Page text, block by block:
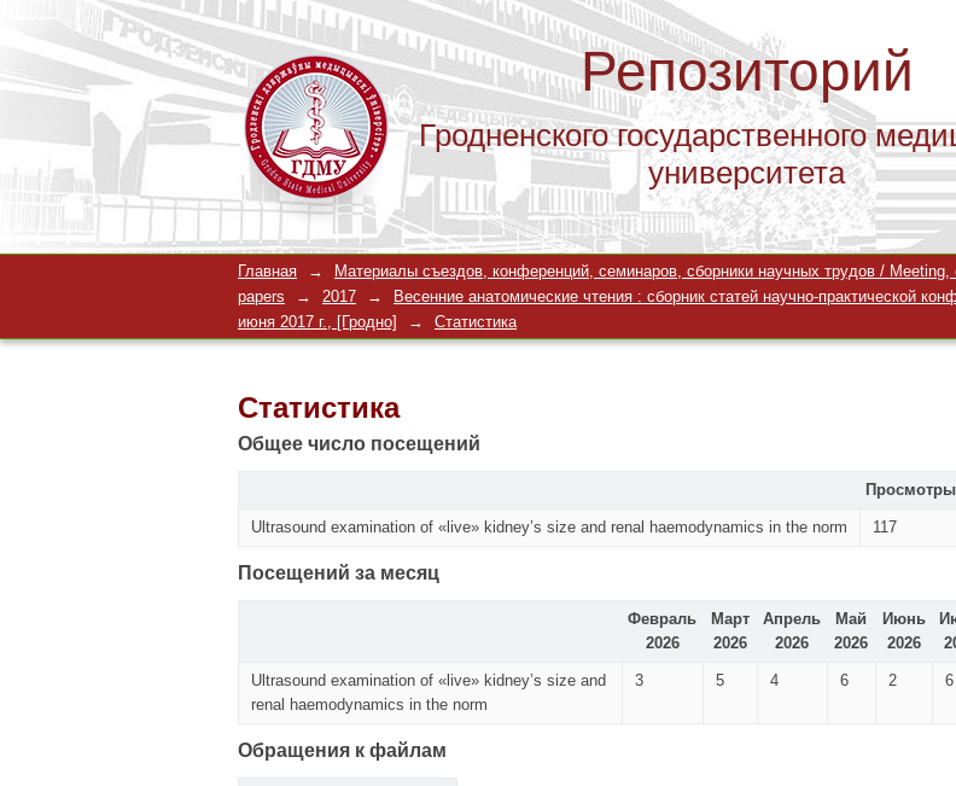
Репозиторий
Гродненского государственного
университета
Статистика
Главная →
Материалы съездов, конференций, семинаров, сборники научных трудов /
papers
→ 2017 →
Весенние анатомические чтения : сборник статей научно-практической
июня 2017 г., [Гродно]
→ Статистика
Статистика
Общее число посещений
Просмотры
Ultrasound examination of «live» kidney’s size and renal haemodynamics in the norm 117
Посещений за месяц
Февраль
2026
Март
2026
Апрель
2026
Май
2026
Июнь
2026
Ultrasound examination of «live» kidney’s size and
renal haemodynamics in the norm
3 5 4 6 2 6
Обращения к файлам